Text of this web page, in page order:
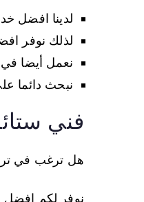
لدينا افضل
لذلك نوفر
نعمل أيضا في
نبحث دائما
فني
هل ترغب في
نوفر لكم افضل